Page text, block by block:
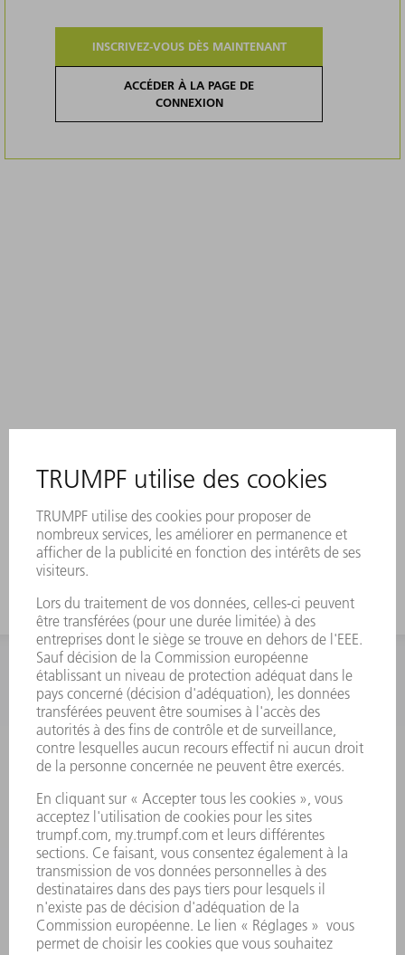
INSCRIVEZ-VOUS DÈS MAINTENANT
ACCÉDER À LA PAGE DE
CONNEXION
INFORMATION
Foire aux questions
Termes et conditions
CONTACT
01 48 17 37 73
Lun - Jeu 08:00h - 16:30h
Ven 08:00h - 12:30h
outillages@fr.TRUMPF.com
CONTACT
Pièces Détachées
01 48 17 37 57
Lun – Ven 8:30h - 17:30h